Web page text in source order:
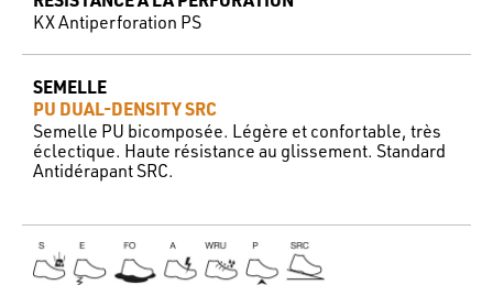
KX Antiperforation PS
SEMELLE
PU DUAL-DENSITY SRC
Semelle PU bicomposée. Légère et confortable, très
éclectique. Haute résistance au glissement. Standard
Antidérapant SRC.